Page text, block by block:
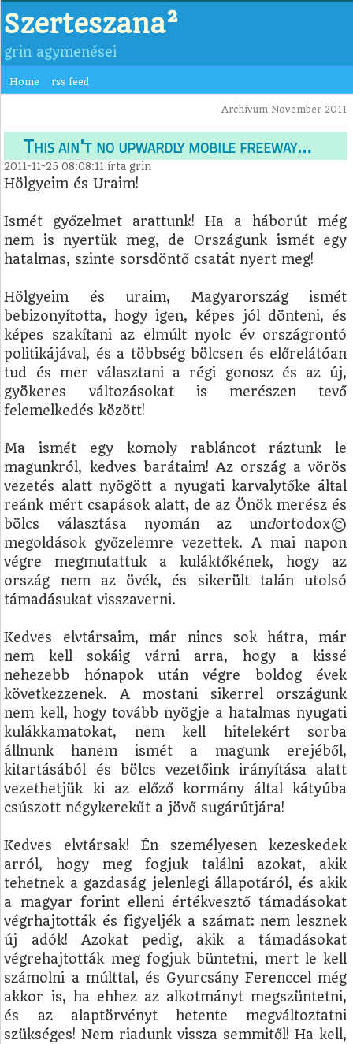
Szerteszana²
grin agymenései
Home rss feed
Archívum November 2011
This ain't no upwardly mobile freeway…
2011-11-25 08:08:11 írtagrin
Hölgyeim és Uraim!
Ismét győzelmet arattunk! Ha a háborút még
nem is nyertük meg, de Országunk ismét egy
hatalmas, szinte sorsdöntő csatát nyert meg!
Hölgyeim és uraim, Magyarország ismét
bebizonyította, hogy igen, képes jól dönteni, és
képes szakítani az elmúlt nyolc év országrontó
politikájával, és a többség bölcsen és előrelátóan
tud és mer választani a régi gonosz és az új,
gyökeres változásokat is merészen tevő
felemelkedés között!
Ma ismét egy komoly rabláncot ráztunk le
magunkról, kedves barátaim! Az ország a vörös
vezetés alatt nyögött a nyugati karvalytőke által
reánk mért csapások alatt, de az Önök merész és
bölcs választása nyomán az undortodox©
megoldások győzelemre vezettek. A mai napon
végre megmutattuk a kuláktőkének, hogy az
ország nem az övék, és sikerült talán utolsó
támadásukat visszaverni.
Kedves elvtársaim, már nincs sok hátra, már
nem kell sokáig várni arra, hogy a kissé
nehezebb hónapok után végre boldog évek
következzenek. A mostani sikerrel országunk
nem kell, hogy tovább nyögje a hatalmas nyugati
kulákkamatokat, nem kell hitelekért sorba
állnunk hanem ismét a magunk erejéből,
kitartásából és bölcs vezetőink irányítása alatt
vezethetjük ki az előző kormány által kátyúba
csúszott négykerekűt a jövő sugárútjára!
Kedves elvtársak! Én személyesen kezeskedek
arról, hogy meg fogjuk találni azokat, akik
tehetnek a gazdaság jelenlegi állapotáról, és akik
a magyar forint elleni értékvesztő támadásokat
végrhajtották és figyeljék a számat: nem lesznek
új adók! Azokat pedig, akik a támadásokat
végrehajtották meg fogjuk büntetni, mert le kell
számolni a múlttal, és Gyurcsány Ferenccel még
akkor is, ha ehhez az alkotmányt megszüntetni,
és az alaptörvényt hetente megváltoztatni
szükséges! Nem riadunk vissza semmitől! Ha kell,